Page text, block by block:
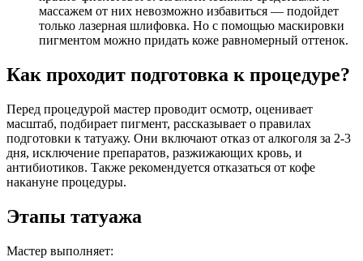
массажем от них невозможно избавиться — подойдет
только лазерная шлифовка. Но с помощью маскировки
пигментом можно придать коже равномерный оттенок.
Как проходит подготовка к процедуре?
Перед процедурой мастер проводит осмотр, оценивает
масштаб, подбирает пигмент, рассказывает о правилах
подготовки к татуажу. Они включают отказ от алкоголя за 2-3
дня, исключение препаратов, разжижающих кровь, и
антибиотиков. Также рекомендуется отказаться от кофе
накануне процедуры.
Этапы татуажа
Мастер выполняет: